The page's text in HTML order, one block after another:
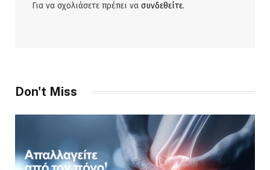
Για να σχολιάσετε πρέπει να συνδεθείτε.
Don't Miss